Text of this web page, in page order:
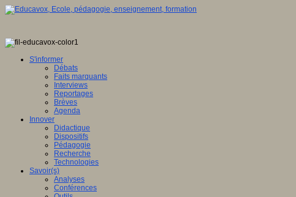
S'informer
Débats
Faits marquants
Interviews
Reportages
Brèves
Agenda
Innover
Didactique
Dispositifs
Pédagogie
Recherche
Technologies
Savoir(s)
Analyses
Conférences